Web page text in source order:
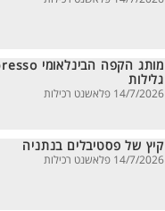
גלילות
14/7/2026 פלאשנט רכילות
קיץ של פסטיבלים בנתניה
14/7/2026 פלאשנט רכילות